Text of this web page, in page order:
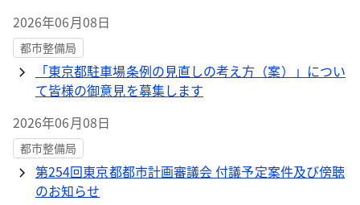
2026年06月08日
都市整備局
「東京都駐車場条例の見直しの考え方（案）」につい
て皆様の御意見を募集します
2026年06月08日
都市整備局
第254回東京都都市計画審議会 付議予定案件及び傍聴
のお知らせ